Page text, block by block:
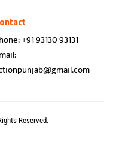
+91 93130 93131
Reserved.